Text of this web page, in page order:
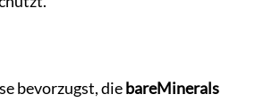
bevorzugst, diebareMinerals